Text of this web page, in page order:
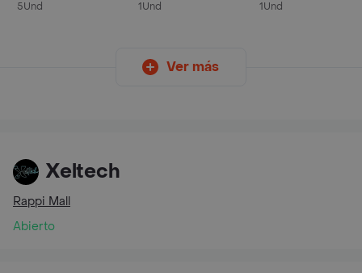
Transparente A1466-
5Und
Trackpad Para Tablet
1Und
Trackpad Para Tablet
1Und
Ver más
Xeltech
Rappi Mall
Abierto